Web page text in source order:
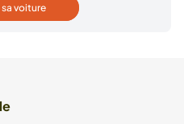
sa voiture